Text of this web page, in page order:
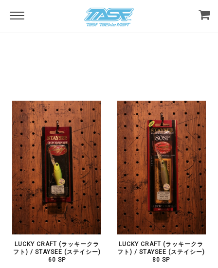
LUCKY CRAFT (ラッキークラ
フト) / STAYSEE (ステイシー)
60 SP
LUCKY CRAFT (ラッキークラ
フト) / STAYSEE (ステイシー)
80 SP